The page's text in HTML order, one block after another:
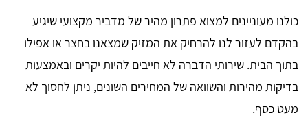
כולנו מעוניינים למצוא פתרון מהיר של מדביר מקצועי שיגיע
בהקדם לעזור לנו להרחיק את המזיק שמצאנו בחצר או אפילו
בתוך הבית. שירותי הדברה לא חייבים להיות יקרים ובאמצעות
בדיקות מהירות והשוואה של המחירים השונים, ניתן לחסוך לא
מעט כסף.